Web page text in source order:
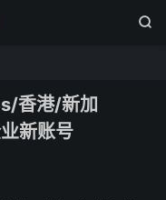

香港/新加
新账号